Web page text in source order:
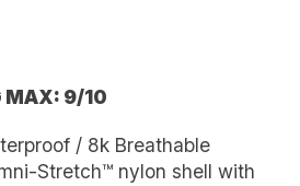
MAX: 9/10
/ 8k Breathable
Stretch™ nylon shell with